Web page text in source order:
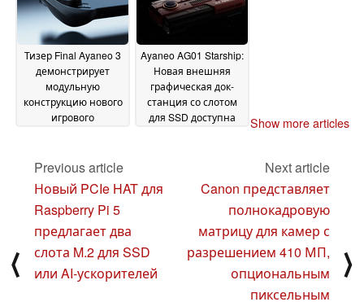
Тизер Final Ayaneo 3
демонстрирует
модульную
конструкцию нового
игрового
2024
Ayaneo AG01 Starship:
Новая внешняя
графическая док-
станция со слотом
для SSD доступна
Show more articles
⟨
Previous article
Новый PCIe HAT для
Raspberry Pi 5
предлагает два
слота M.2 для SSD
или AI-ускорителей
Next article
Canon представляет
полнокадровую
матрицу для камер с
разрешением 410 МП,
опциональным
пиксельным
⟩